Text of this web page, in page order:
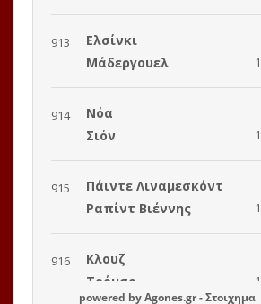
powered byAgones.gr-Στοιχημα